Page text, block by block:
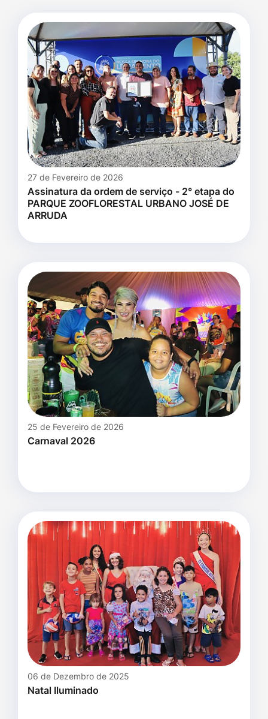
27 de Fevereiro de 2026
Assinatura da ordem de serviço - 2° etapa do
PARQUE ZOOFLORESTAL URBANO JOSÉ DE
ARRUDA
25 de Fevereiro de 2026
Carnaval 2026
06 de Dezembro de 2025
Natal Iluminado